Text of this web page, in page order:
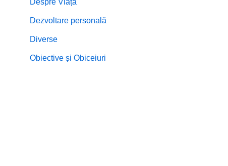
Despre Viață
Dezvoltare personală
Diverse
Obiective și Obiceiuri